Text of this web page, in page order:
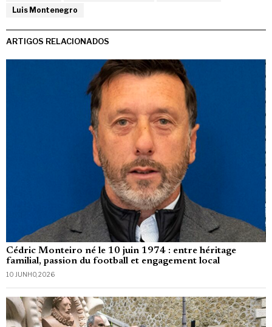
Luis Montenegro
ARTIGOS RELACIONADOS
Cédric Monteiro né le 10 juin 1974 : entre héritage
familial, passion du football et engagement local
10 JUNHO, 2026